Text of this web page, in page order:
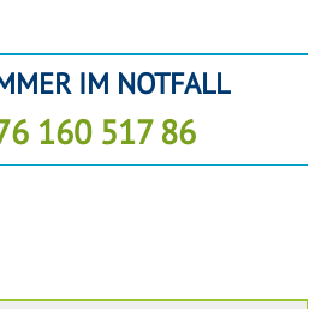
IM NOTFALL
160 517 86